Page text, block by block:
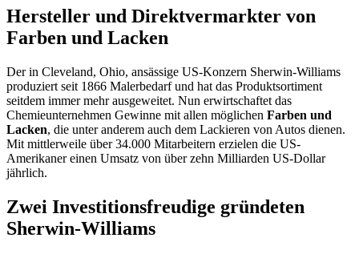
Hersteller und Direktvermarkter von
Farben und Lacken
Der in Cleveland, Ohio, ansässige US-Konzern Sherwin-Williams
produziert seit 1866 Malerbedarf und hat das Produktsortiment
seitdem immer mehr ausgeweitet. Nun erwirtschaftet das
Chemieunternehmen Gewinne mit allen möglichen Farben und
Lacken, die unter anderem auch dem Lackieren von Autos dienen.
Mit mittlerweile über 34.000 Mitarbeitern erzielen die US-
Amerikaner einen Umsatz von über zehn Milliarden US-Dollar
jährlich.
Zwei Investitionsfreudige gründeten
Sherwin-Williams